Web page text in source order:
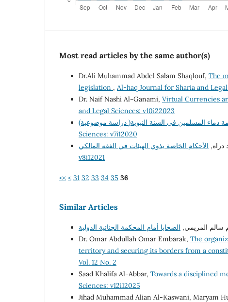
Most read articles by the same author(s)
Dr.Ali Muhammad Abdel Salam Shaqlouf, The
legislation , Al-haq Journal for Sharia and
Dr. Naif Nashi Al-Ganami, Virtual Currencies
and Legal Sciences: v10i22023
Sciences: v7i12020
v8i12021
<< < 31 32 33 34 35 36
Similar Articles
سالم المريمي,
Dr. Omar Abdullah Omar Embarak, The
territory and securing its borders from a
Vol. 12 No. 2
Saad Khalifa Al-Abbar, Towards a disciplined
Sciences: v12i12025
Jihad Muhammad Alian Al-Kaswani, Maryam